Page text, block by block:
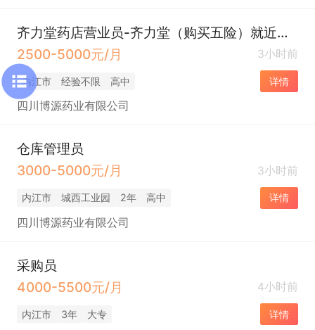
齐力堂药店营业员-齐力堂（购买五险）就近安排
2500-5000元/月
3小时前
内江市 经验不限 高中 详情
四川博源药业有限公司
仓库管理员
3000-5000元/月
3小时前
内江市 城西工业园 2年 高中 详情
四川博源药业有限公司
采购员
4000-5500元/月
4小时前
内江市 3年 大专 详情